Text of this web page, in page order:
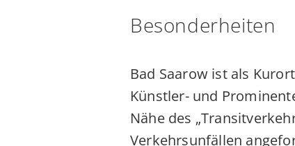
Blutwerte
taktische
Besonderheiten
Bad Saarow ist als
Künstler- und
Nähe des
Verkehrsunfällen